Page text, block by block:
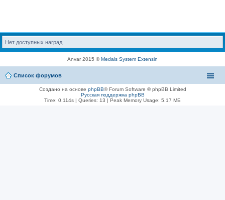
Нет доступных наград
Anvar 2015 ©Medals System Extensin
Список форумов
Создано на основе phpBB® Forum Software © phpBB Limited
Русская поддержка phpBB
Time: 0.114s | Queries: 13 | Peak Memory Usage: 5.17 МБ